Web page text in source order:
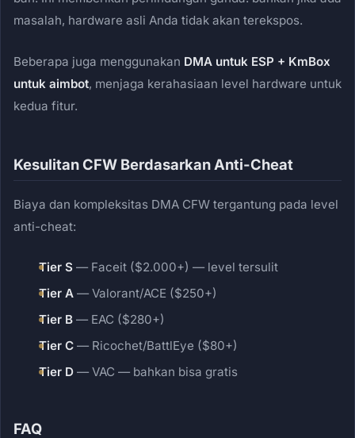
masalah, hardware asli Anda tidak akan terekspos.
Beberapa juga menggunakan DMA untuk ESP + KmBox
untuk aimbot, menjaga kerahasiaan level hardware untuk
kedua fitur.
Kesulitan CFW Berdasarkan Anti-Cheat
Biaya dan kompleksitas DMA CFW tergantung pada level
anti-cheat:
Tier S — Faceit ($2.000+) — level tersulit
Tier A — Valorant/ACE ($250+)
Tier B — EAC ($280+)
Tier C — Ricochet/BattlEye ($80+)
Tier D — VAC — bahkan bisa gratis
FAQ